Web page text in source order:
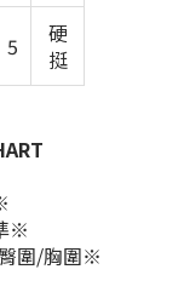
5
硬
挺
※
圍/胸圍※